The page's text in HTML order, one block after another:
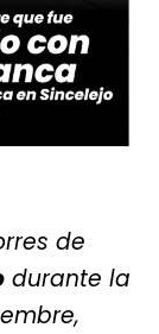
de
durante la